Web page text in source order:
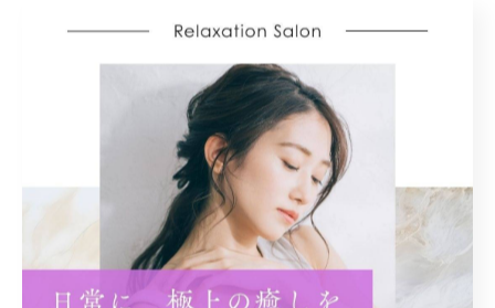
#心身ともに
#日々の疲れ
#ポジティブライフ
#身体軽く
#健康生活